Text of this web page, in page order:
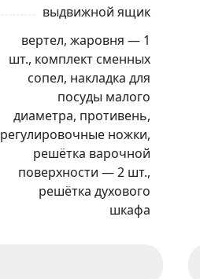
выдвижной ящик
вертел, жаровня — 1
шт., комплект сменных
сопел, накладка для
посуды малого
диаметра, противень,
регулировочные ножки,
решётка варочной
поверхности — 2 шт.,
решётка духового
шкафа